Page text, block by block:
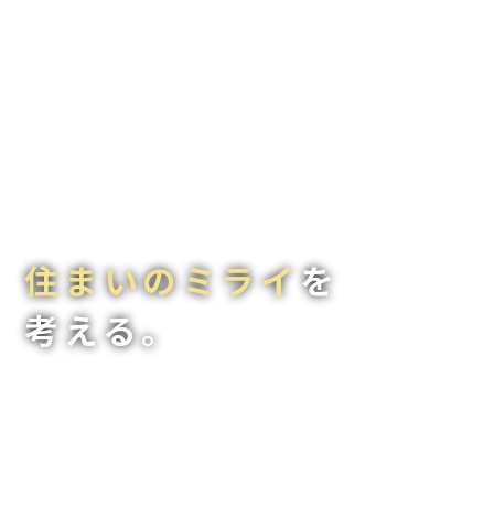
住まいのミライを
考える。